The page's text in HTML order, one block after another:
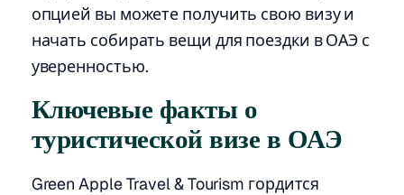
опцией вы можете получить свою визу и
начать собирать вещи для поездки в ОАЭ с
уверенностью.
Ключевые факты о
туристической визе в ОАЭ
Green Apple Travel & Tourism гордится